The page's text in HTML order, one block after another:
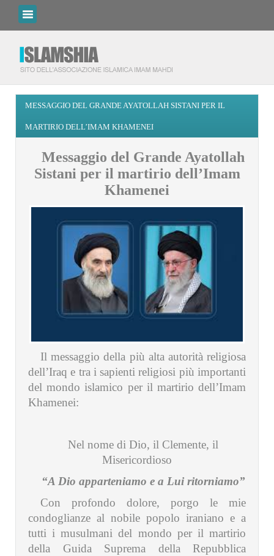
MESSAGGIO DEL GRANDE AYATOLLAH SISTANI PER IL
MARTIRIO DELL’IMAM KHAMENEI
Messaggio del Grande Ayatollah
Sistani per il martirio dell’Imam
Khamenei
Il messaggio della più alta autorità religiosa
dell’Iraq e tra i sapienti religiosi più importanti
del mondo islamico per il martirio dell’Imam
Khamenei:
Nel nome di Dio, il Clemente, il
Misericordioso
“A Dio apparteniamo e a Lui ritorniamo”
Con profondo dolore, porgo le mie
condoglianze al nobile popolo iraniano e a
tutti i musulmani del mondo per il martirio
della Guida Suprema della Repubblica